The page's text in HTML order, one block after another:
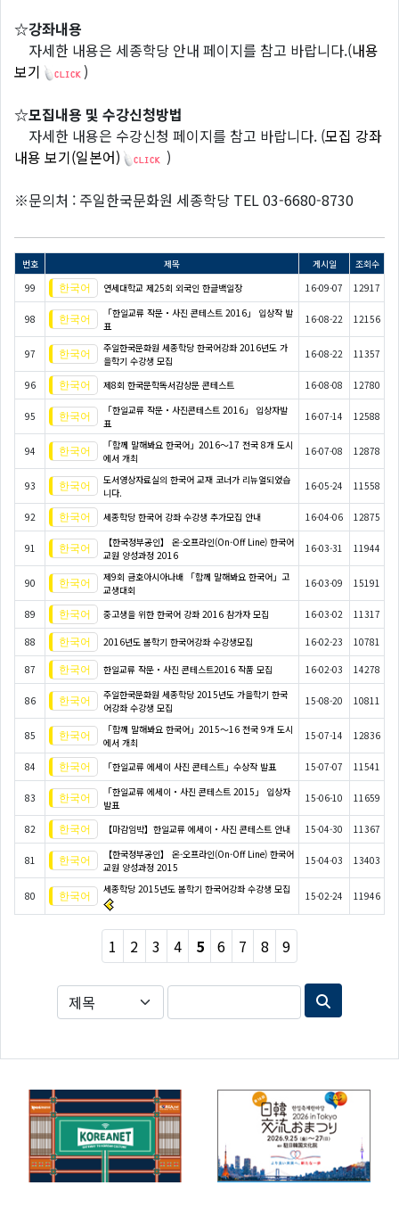
☆강좌내용
자세한 내용은 세종학당 안내 페이지를 참고 바랍니다.(내용
보기
)
☆모집내용 및 수강신청방법
자세한 내용은 수강신청 페이지를 참고 바랍니다. (모집 강좌
내용 보기(일본어)
)
※문의처 : 주일한국문화원 세종학당 TEL 03-6680-8730
번호 제목 게시일
조회수
99
연세대학교 제25회 외국인 한글백일장 16-09-07 12917
98
「한일교류 작문・사진 콘테스트 2016」 입상작 발
표
16-08-22 12156
97
주일한국문화원 세종학당 한국어강좌 2016년도 가
을학기 수강생 모집
16-08-22 11357
96 제8회 한국문학독서감상문 콘테스트 16-08-08 12780
95
「한일교류 작문・사진콘테스트 2016」 입상자발
표
16-07-14 12588
94
「함께 말해봐요 한국어」2016～17 전국 8개 도시
에서 개최
16-07-08 12878
93
도서영상자료실의 한국어 교재 코너가 리뉴얼되었습
니다.
16-05-24 11558
92 세종학당 한국어 강좌 수강생 추가모집 안내 16-04-06 12875
91
【한국정부공인】 온-오프라인(On-Off Line) 한국어
교원 양성과정 2016
16-03-31 11944
90
제9회 금호아시아나배 「함께 말해봐요 한국어」고
교생대회
16-03-09 15191
89 중고생을 위한 한국어 강좌 2016 참가자 모집 16-03-02 11317
88 2016년도 봄학기 한국어강좌 수강생모집 16-02-23 10781
87 한일교류 작문・사진 콘테스트2016 작품 모집 16-02-03 14278
86
주일한국문화원 세종학당 2015년도 가을학기 한국
어강좌 수강생 모집
15-08-20 10811
85
「함께 말해봐요 한국어」2015～16 전국 9개 도시
에서 개최
15-07-14 12836
84 「한일교류 에세이 사진 콘테스트」수상작 발표 15-07-07 11541
83
「한일교류 에세이・사진 콘테스트 2015」 입상자
발표
15-06-10 11659
82 【마감임박】한일교류 에세이・사진 콘테스트 안내 15-04-30 11367
81
【한국정부공인】 온-오프라인(On-Off Line) 한국어
교원 양성과정 2015
15-04-03 13403
80
세종학당 2015년도 봄학기 한국어강좌 수강생 모집
15-02-24 11946
1 2 3 4 5 6 7 8 9